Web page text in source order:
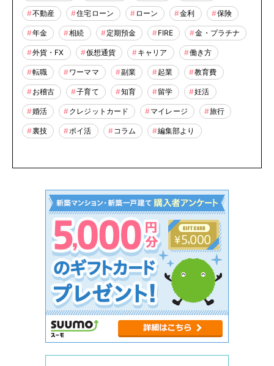
不動産 住宅ローン ローン 金利 保険
年金 相続 定期預金 FIRE 金・プラチナ
外貨・FX 仮想通貨 キャリア 働き方
転職 ワーママ 副業 起業 教育費
お稽古 子育て 知育 留学 妊活
婚活 クレジットカード マイレージ 旅行
裏技 ポイ活 コラム 編集部より